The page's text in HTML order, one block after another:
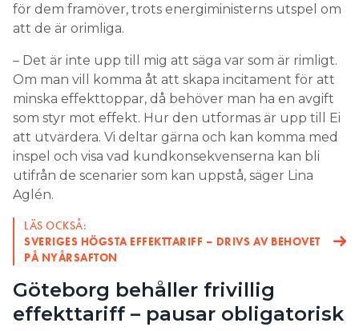
för dem framöver, trots energiministerns utspel om
att de är orimliga.
– Det är inte upp till mig att säga var som är rimligt.
Om man vill komma åt att skapa incitament för att
minska effekttoppar, då behöver man ha en avgift
som styr mot effekt. Hur den utformas är upp till Ei
att utvärdera. Vi deltar gärna och kan komma med
inspel och visa vad kundkonsekvenserna kan bli
utifrån de scenarier som kan uppstå, säger Lina
Aglén.
LÄS OCKSÅ:
SVERIGES HÖGSTA EFFEKTTARIFF – DRIVS AV BEHOVET
PÅ NYÅRSAFTON
Göteborg behåller frivillig
effekttariff – pausar obligatorisk